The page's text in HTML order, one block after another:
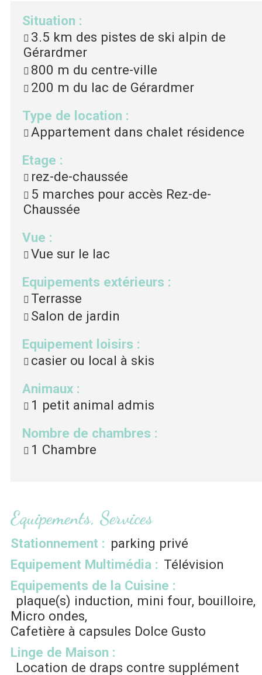
Situation :
3.5 km des pistes de ski alpin de
Gérardmer
800 m du centre-ville
200 m du lac de Gérardmer
Type de location :
Appartement dans chalet résidence
Etage :
rez-de-chaussée
5 marches pour accès Rez-de-
Chaussée
Vue :
Vue sur le lac
Equipements extérieurs :
Terrasse
Salon de jardin
Equipement loisirs :
casier ou local à skis
Animaux :
1 petit animal admis
Nombre de chambres :
1 Chambre
Equipements, Services
Stationnement : parking privé
Equipement Multimédia : Télévision
Equipements de la Cuisine :
plaque(s) induction mini four bouilloire
Micro ondes
Cafetière à capsules Dolce Gusto
Linge de Maison :
Location de draps contre supplément